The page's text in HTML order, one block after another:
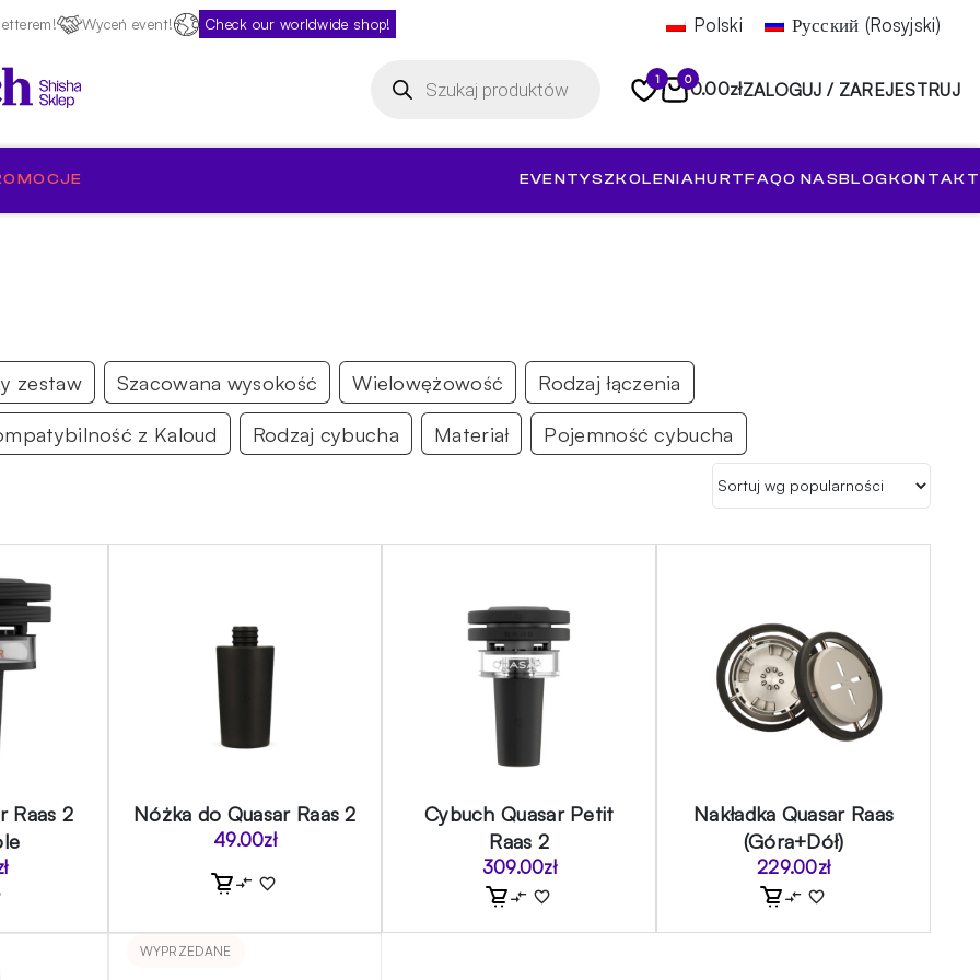
Wyceń event! Check our worldwide shop! Polski Русский (Rosyjski)
produktów 1 00.00złZALOGUJ / ZAREJESTRUJ
EVENTYSZKOLENIAHURTFAQO NASBLOGKONTAKT
zestaw Szacowana wysokość Wielowężowość Rodzaj łączenia
z Kaloud Rodzaj cybucha Materiał Pojemność cybucha
Raas 2
Nóżka do Quasar Raas 2
49.00zł
Cybuch Quasar Petit
Raas 2
309.00zł
Nakładka Quasar Raas
(Góra+Dół)
229.00zł
WYPRZEDANE